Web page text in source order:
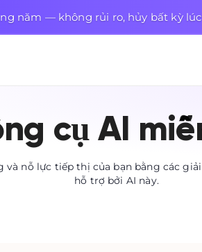
năm — không rủi ro, hủy bất kỳ
cụ AI
và nỗ lực tiếp thị của bạn bằng các
hỗ trợ bởi AI này.